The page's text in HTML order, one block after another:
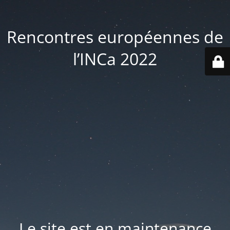
Rencontres européennes de
l’INCa 2022